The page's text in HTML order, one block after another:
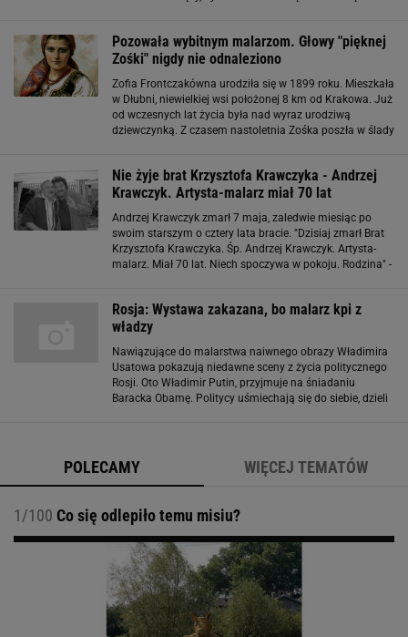
Pozowała wybitnym malarzom. Głowy "pięknej
Zośki" nigdy nie odnaleziono
Zofia Frontczakówna urodziła się w 1899 roku. Mieszkała
w Dłubni, niewielkiej wsi położonej 8 km od Krakowa. Już
od wczesnych lat życia była nad wyraz urodziwą
dziewczynką. Z czasem nastoletnia Zośka poszła w ślady
Nie żyje brat Krzysztofa Krawczyka - Andrzej
Krawczyk. Artysta-malarz miał 70 lat
Andrzej Krawczyk zmarł 7 maja, zaledwie miesiąc po
swoim starszym o cztery lata bracie. "Dzisiaj zmarł Brat
Krzysztofa Krawczyka. Śp. Andrzej Krawczyk. Artysta-
malarz. Miał 70 lat. Niech spoczywa w pokoju. Rodzina" -
Rosja: Wystawa zakazana, bo malarz kpi z
władzy
Nawiązujące do malarstwa naiwnego obrazy Władimira
Usatowa pokazują niedawne sceny z życia politycznego
Rosji. Oto Władimir Putin, przyjmuje na śniadaniu
Baracka Obamę. Politycy uśmiechają się do siebie, dzieli
POLECAMY WIĘCEJ TEMATÓW
1/100 Co się odlepiło temu misiu?